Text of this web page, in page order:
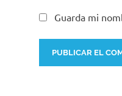
Guarda mi